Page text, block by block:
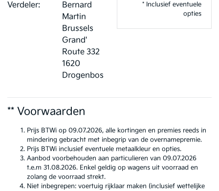
Verdeler:
Bernard
Martin
Brussels
Grand'
Route 332
1620
Drogenbos
* Inclusief eventuele
opties
** Voorwaarden
Prijs BTWi op 09.07.2026, alle kortingen en premies reeds in
mindering gebracht met inbegrip van de overnamepremie.
Prijs BTWi inclusief eventuele metaalkleur en opties.
Aanbod voorbehouden aan particulieren van 09.07.2026
t.e.m 31.08.2026. Enkel geldig op wagens uit voorraad en
zolang de voorraad strekt.
Niet inbegrepen: voertuig rijklaar maken (inclusief wettelijke